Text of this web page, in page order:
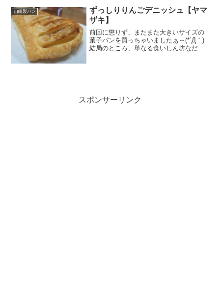
なのに...
山崎製パン
ずっしりりんごデニッシュ【ヤマ
ザキ】
前回に懲りず、またまた大きいサイズの
菓子パンを買っちゃいましたぁ～(*´Д｀)
結局のところ、単なる食いしん坊なだけ
スポンサーリンク